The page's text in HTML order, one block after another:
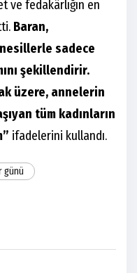
ve fedakârlığın en
Baran,
sadece
şekillendirir.
üzere, annelerin
tüm kadınların
ifadelerini kullandı.
günü